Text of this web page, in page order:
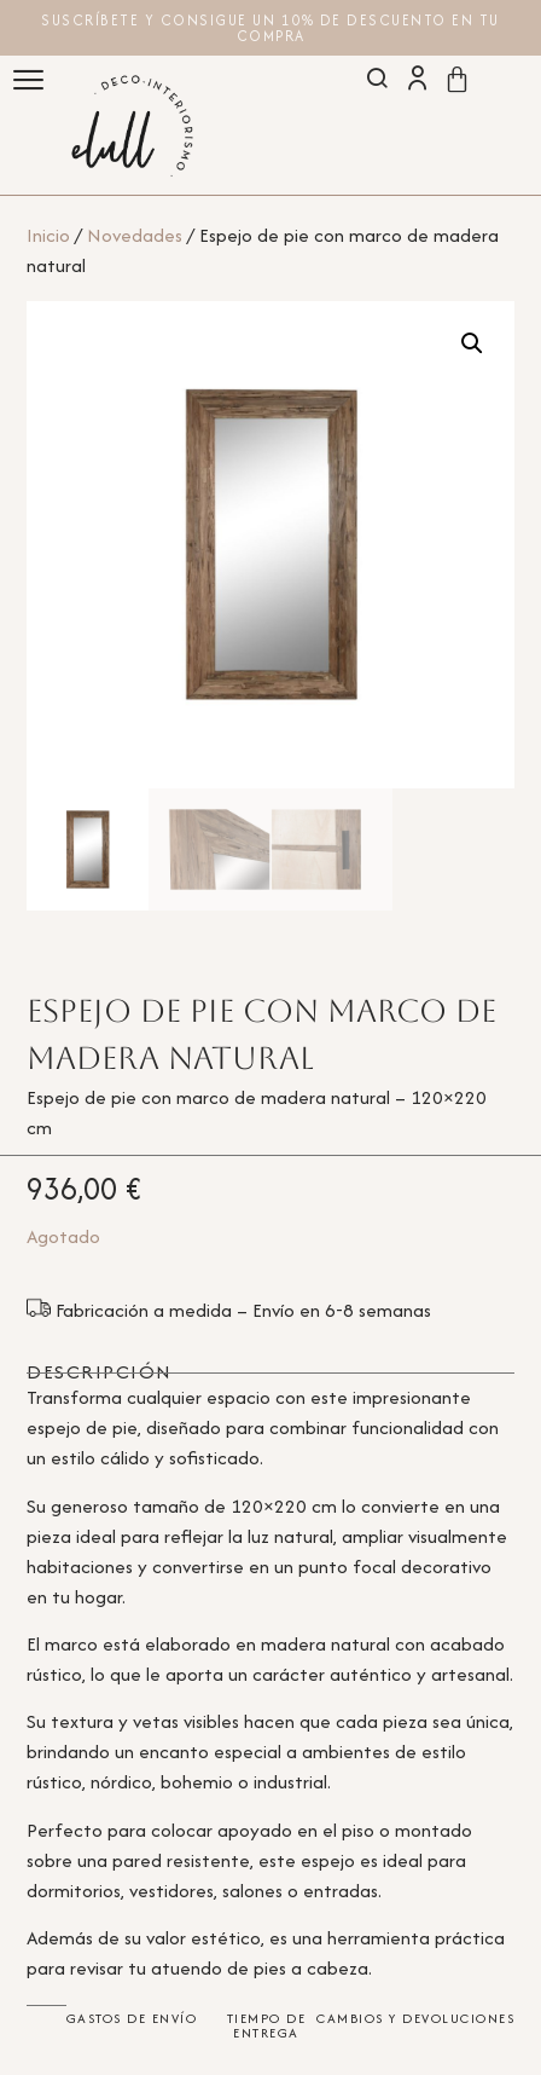
SUSCRÍBETE Y CONSIGUE UN 10% DE DESCUENTO EN TU
COMPRA
Inicio/Novedades/ Espejo de pie con marco de madera
natural
Espejo de pie con marco de
madera natural
Espejo de pie con marco de madera natural – 120×220
cm
936,00 €
Agotado
Fabricación a medida – Envío en 6-8 semanas
DESCRIPCIÓN
Transforma cualquier espacio con este impresionante
espejo de pie, diseñado para combinar funcionalidad con
un estilo cálido y sofisticado.
Su generoso tamaño de 120×220 cm lo convierte en una
pieza ideal para reflejar la luz natural, ampliar visualmente
habitaciones y convertirse en un punto focal decorativo
en tu hogar.
El marco está elaborado en madera natural con acabado
rústico, lo que le aporta un carácter auténtico y artesanal.
Su textura y vetas visibles hacen que cada pieza sea única,
brindando un encanto especial a ambientes de estilo
rústico, nórdico, bohemio o industrial.
Perfecto para colocar apoyado en el piso o montado
sobre una pared resistente, este espejo es ideal para
dormitorios, vestidores, salones o entradas.
Además de su valor estético, es una herramienta práctica
para revisar tu atuendo de pies a cabeza.
GASTOS DE ENVÍO TIEMPO DE
ENTREGA
CAMBIOS Y DEVOLUCIONES